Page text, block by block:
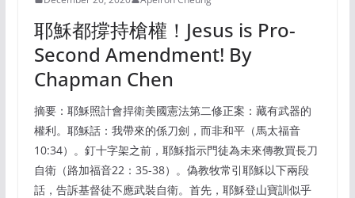
耶穌都撐持槍權！Jesus is Pro-
Second Amendment! By
Chapman Chen
摘要：耶穌照計會捍衛美國憲法第二修正案：藏有武器的
權利。耶穌話：我帶來的係刀劍，而非和平（馬太福音
10:34）。釘十字架之前，耶穌指示門徒為未來傳教買長刀
自衛（路加福音22：35-38）。偽教牧常引耶穌以下兩段
話，告訴基督徒不應武裝自衛。首先，耶穌登山寶訓似乎